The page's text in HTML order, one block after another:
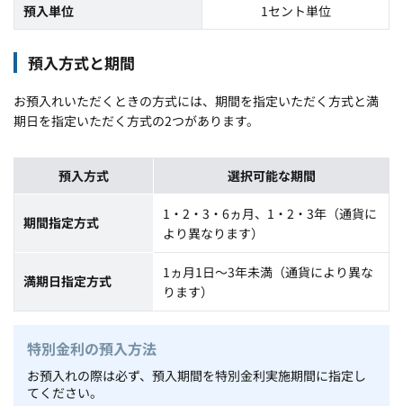
預入単位
1セント単位
預入方式と期間
お預入れいただくときの方式には、期間を指定いただく方式と満
期日を指定いただく方式の2つがあります。
預入方式 選択可能な期間
期間指定方式
1・2・3・6ヵ月、1・2・3年（通貨に
より異なります）
満期日指定方式
1ヵ月1日～3年未満（通貨により異な
ります）
特別金利の預入方法
お預入れの際は必ず、預入期間を特別金利実施期間に指定し
てください。